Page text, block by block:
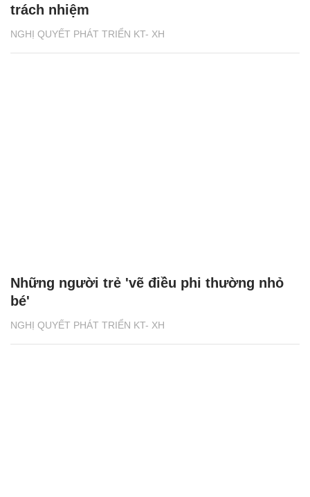
NGHỊ QUYẾT PHÁT TRIỂN KT- XH
trách nhiệm
NGHỊ QUYẾT PHÁT TRIỂN KT- XH
Những người trẻ 'vẽ điều phi thường nhỏ
bé'